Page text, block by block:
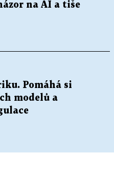
na AI a tiše
Pomáhá si
modelů a